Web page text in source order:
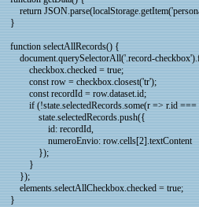
return
}
function selectAllRecords() {
document.querySelectorAll('.record-
checkbox.checked = true;
const row = checkbox.closest('tr');
const recordId = row.dataset.id;
if (!state.selectedRecords.some(r => r.id ===
state.selectedRecords.push({
id: recordId,
numeroEnvio: row.cells[2].textContent
});
}
});
elements.selectAllCheckbox.checked = true;
}